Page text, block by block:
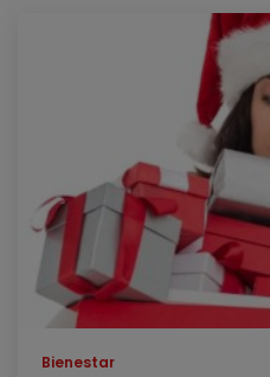
Bienestar